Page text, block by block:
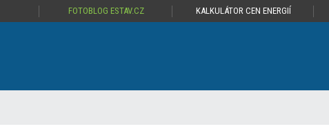
FOTOBLOG ESTAV.CZ KALKULÁTOR CEN ENERGIÍ